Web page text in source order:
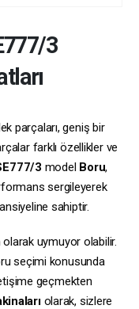
3
parçaları, geniş bir
farklı özellikler ve
3 model Boru,
sergileyerek
sahiptir.
olarak uymuyor olabilir.
seçimi konusunda
geçmekten
olarak, sizlere